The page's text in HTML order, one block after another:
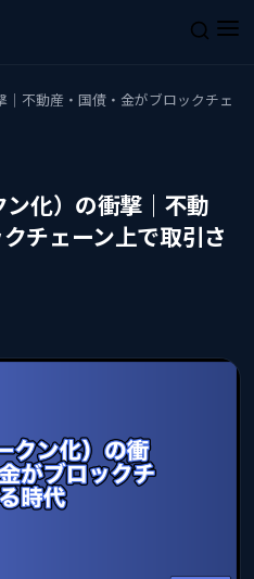
不動産・国債・金がブロックチェ
化）の衝撃｜不動
チェーン上で取引さ